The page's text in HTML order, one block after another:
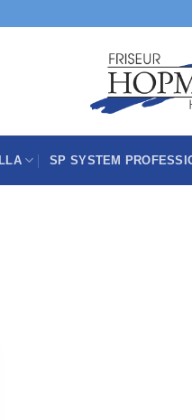
SP SYSTEM